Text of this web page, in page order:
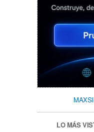
LO MÁS